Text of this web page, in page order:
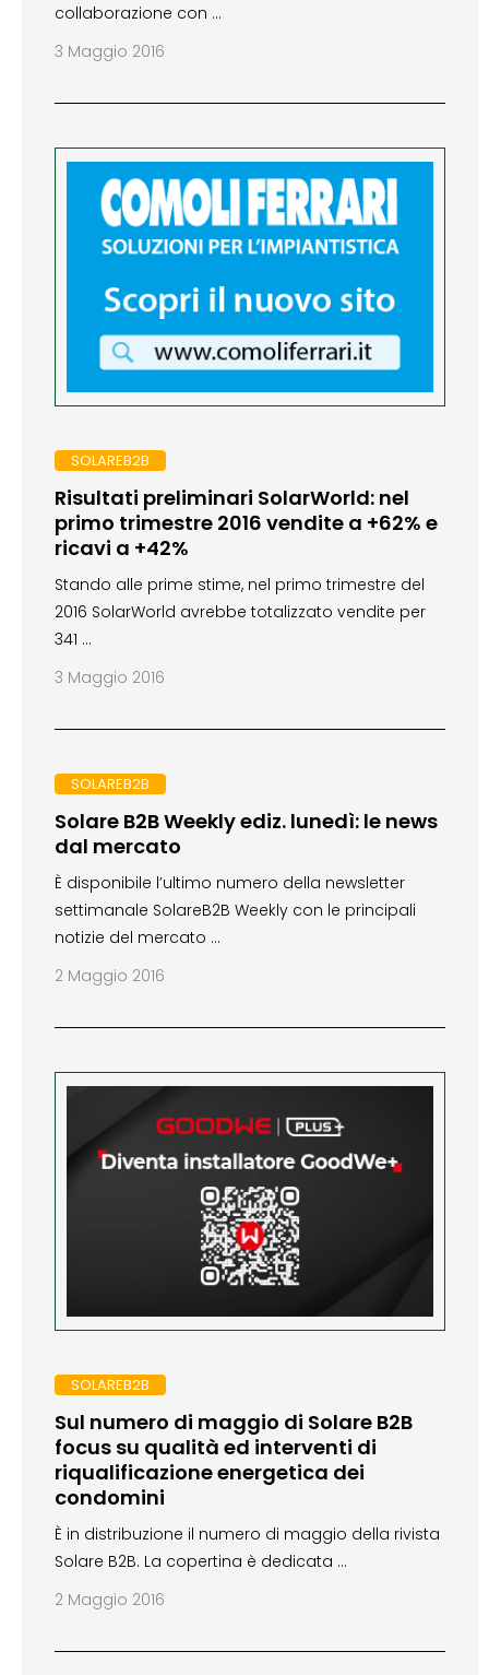
collaborazione con …
3 Maggio 2016
SOLAREB2B
Risultati preliminari SolarWorld: nel
primo trimestre 2016 vendite a +62% e
ricavi a +42%
Stando alle prime stime, nel primo trimestre del
2016 SolarWorld avrebbe totalizzato vendite per
341 …
3 Maggio 2016
SOLAREB2B
Solare B2B Weekly ediz. lunedì: le news
dal mercato
È disponibile l’ultimo numero della newsletter
settimanale SolareB2B Weekly con le principali
notizie del mercato …
2 Maggio 2016
SOLAREB2B
Sul numero di maggio di Solare B2B
focus su qualità ed interventi di
riqualificazione energetica dei
condomini
È in distribuzione il numero di maggio della rivista
Solare B2B. La copertina è dedicata …
2 Maggio 2016